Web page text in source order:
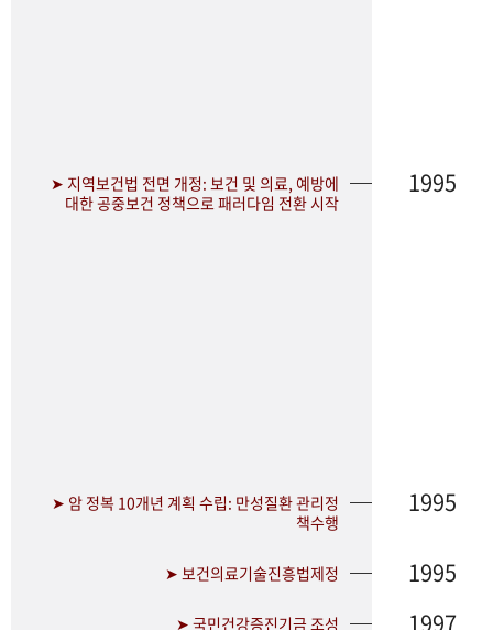
➤ 지역보건법 전면 개정: 보건 및 의료, 예방에
대한 공중보건 정책으로 패러다임 전환 시작
1995
➤ 암 정복 10개년 계획 수립: 만성질환 관리정
책수행
1995
➤ 보건의료기술진흥법제정 1995
➤ 국민건강증진기금 조성 1997